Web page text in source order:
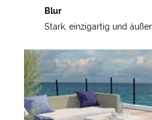
Blur
Stark, einzigartig und